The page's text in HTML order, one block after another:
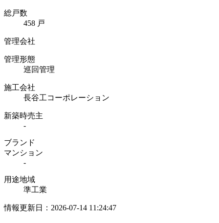
総戸数
458 戸
管理会社
管理形態
巡回管理
施工会社
長谷工コーポレーション
新築時売主
-
ブランド
マンション
-
用途地域
準工業
情報更新日：2026-07-14 11:24:47